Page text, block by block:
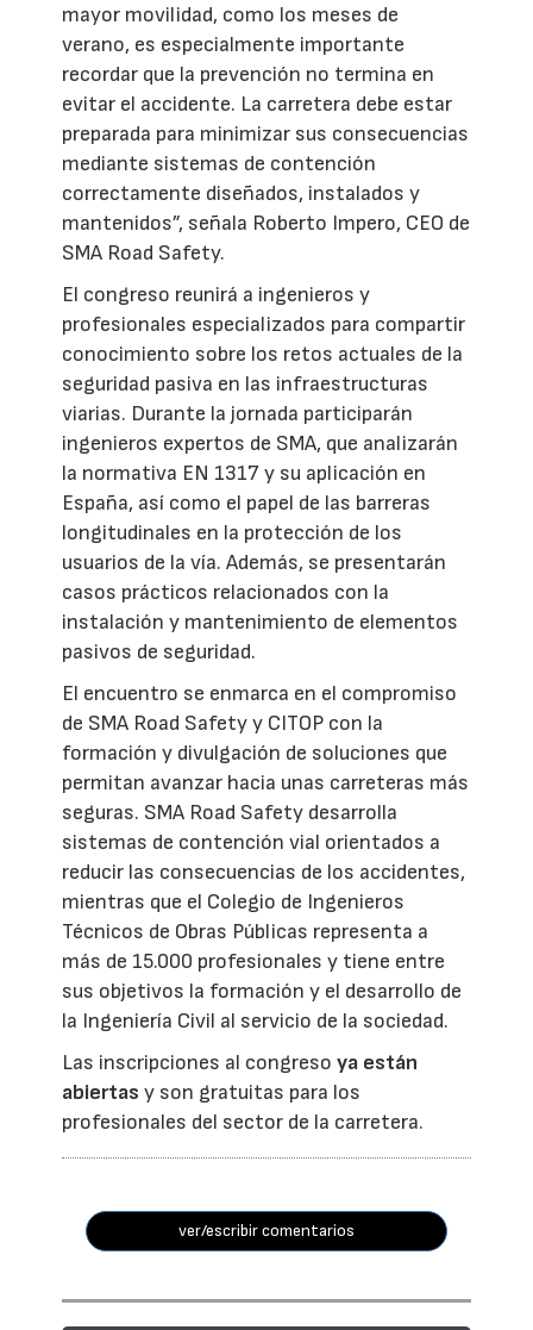
mayor movilidad, como los meses de
verano, es especialmente importante
recordar que la prevención no termina en
evitar el accidente. La carretera debe estar
preparada para minimizar sus consecuencias
mediante sistemas de contención
correctamente diseñados, instalados y
mantenidos”, señala Roberto Impero, CEO de
SMA Road Safety.
El congreso reunirá a ingenieros y
profesionales especializados para compartir
conocimiento sobre los retos actuales de la
seguridad pasiva en las infraestructuras
viarias. Durante la jornada participarán
ingenieros expertos de SMA, que analizarán
la normativa EN 1317 y su aplicación en
España, así como el papel de las barreras
longitudinales en la protección de los
usuarios de la vía. Además, se presentarán
casos prácticos relacionados con la
instalación y mantenimiento de elementos
pasivos de seguridad.
El encuentro se enmarca en el compromiso
de SMA Road Safety y CITOP con la
formación y divulgación de soluciones que
permitan avanzar hacia unas carreteras más
seguras. SMA Road Safety desarrolla
sistemas de contención vial orientados a
reducir las consecuencias de los accidentes,
mientras que el Colegio de Ingenieros
Técnicos de Obras Públicas representa a
más de 15.000 profesionales y tiene entre
sus objetivos la formación y el desarrollo de
la Ingeniería Civil al servicio de la sociedad.
Las inscripciones al congresoya están
abiertas y son gratuitas para los
profesionales del sector de la carretera.
ver/escribir comentarios